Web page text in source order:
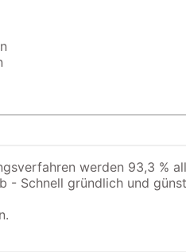
werden 93,3 %
- Schnell gründlich und